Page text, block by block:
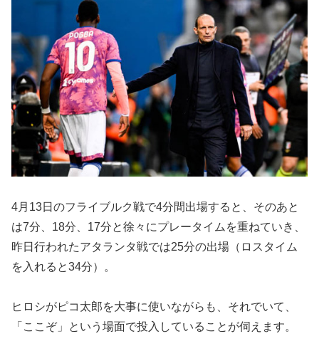
4月13日のフライブルク戦で4分間出場すると、そのあと
は7分、18分、17分と徐々にプレータイムを重ねていき、
昨日行われたアタランタ戦では25分の出場（ロスタイム
を入れると34分）。
ヒロシがピコ太郎を大事に使いながらも、それでいて、
「ここぞ」という場面で投入していることが伺えます。